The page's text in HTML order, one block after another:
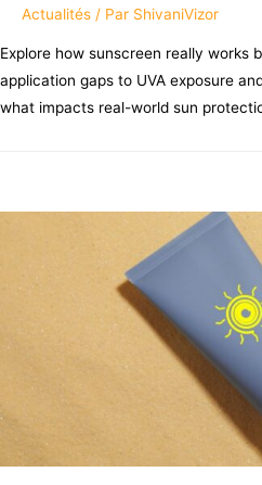
Actualités / Par ShivaniVizor
Explore how sunscreen really works
application gaps to UVA exposure
what impacts real-world sun